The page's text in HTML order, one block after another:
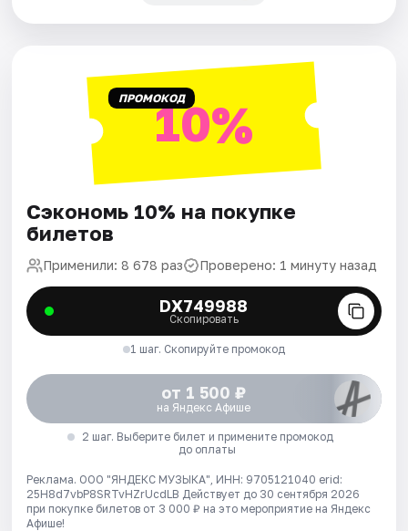
ПРОМОКОД10%
Сэкономь 10% на покупке
билетов
Применили: 8 678 раз Проверено: 1 минуту назад
DX749988
Скопировать
1 шаг. Скопируйте промокод
от 1 500 ₽
на Яндекс Афише
2 шаг. Выберите билет и примените промокод
до оплаты
Реклама. ООО "ЯНДЕКС МУЗЫКА", ИНН: 9705121040 erid:
25H8d7vbP8SRTvHZrUcdLB Действует до 30 сентября 2026
при покупке билетов от 3 000 ₽ на это мероприятие на Яндекс
Афише!